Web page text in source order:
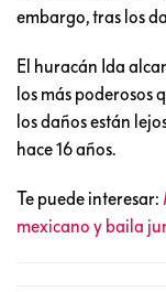
embargo, tras los
El huracán Ida
los más poderosos
los daños están
hace 16 años.
Te puede interesar:
mexicano y baila